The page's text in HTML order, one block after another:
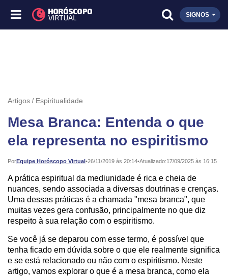
SIGNOS
Artigos Espiritualidade
Mesa Branca: Entenda o que
ela representa no espiritismo
PorEquipe Horóscopo Virtual•
Publicado: 26/11/2019 às 20:14•Atualizado:17/09/2025 às 16:15
A prática espiritual da mediunidade é rica e cheia de
nuances, sendo associada a diversas doutrinas e crenças.
Uma dessas práticas é a chamada "mesa branca", que
muitas vezes gera confusão, principalmente no que diz
respeito à sua relação com o espiritismo.
Se você já se deparou com esse termo, é possível que
tenha ficado em dúvida sobre o que ele realmente significa
e se está relacionado ou não com o espiritismo. Neste
artigo, vamos explorar o que é a mesa branca, como ela